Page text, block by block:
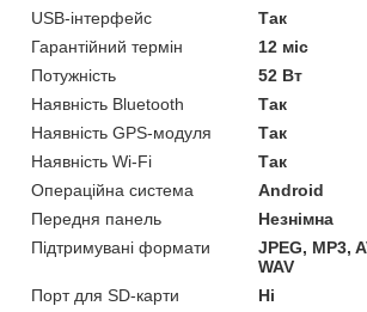
USB-інтерфейс
Так
Гарантійний термін
12 міс
Потужність
52 Вт
Наявність Bluetooth
Так
Наявність GPS-модуля
Так
Наявність Wi-Fi
Так
Операційна система
Android
Передня панель
Незнімна
Підтримувані формати
JPEG, MP3,
WAV
Порт для SD-карти
Ні